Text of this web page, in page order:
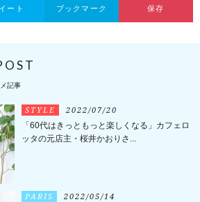
ート ブックマーク 保存
記事
STYLE 2022/07/20
「60代はきっともっと楽しくなる」カフェロ
ッタの元店主・桜井かおりさ...
PARIS 2022/05/14